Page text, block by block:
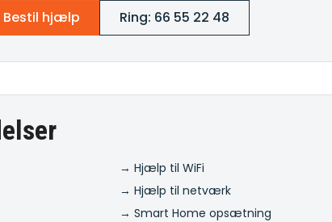
Bestil hjælp Ring: 66 55 22 48
→ Hjælp til WiFi
→ Hjælp til netværk
→ Smart Home opsætning